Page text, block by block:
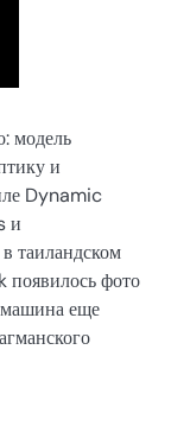
модель
и
Dynamic
и
таиландском
фото
машина еще